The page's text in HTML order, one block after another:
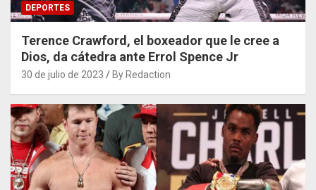
DEPORTES
Terence Crawford, el boxeador que le cree a
Dios, da cátedra ante Errol Spence Jr
30 de julio de 2023 By Redaction